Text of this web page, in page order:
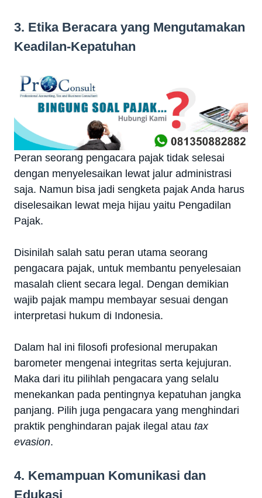
3. Etika Beracara yang Mengutamakan
Keadilan-Kepatuhan
Peran seorang pengacara pajak tidak selesai
dengan menyelesaikan lewat jalur administrasi
saja. Namun bisa jadi sengketa pajak Anda harus
diselesaikan lewat meja hijau yaitu Pengadilan
Pajak.
Disinilah salah satu peran utama seorang
pengacara pajak, untuk membantu penyelesaian
masalah client secara legal. Dengan demikian
wajib pajak mampu membayar sesuai dengan
interpretasi hukum di Indonesia.
Dalam hal ini filosofi profesional merupakan
barometer mengenai integritas serta kejujuran.
Maka dari itu pilihlah pengacara yang selalu
menekankan pada pentingnya kepatuhan jangka
panjang. Pilih juga pengacara yang menghindari
praktik penghindaran pajak ilegal atau tax
evasion.
4. Kemampuan Komunikasi dan
Edukasi